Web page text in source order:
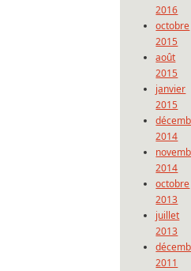
2016
octobre
2015
août
2015
janvier
2015
2014
2014
octobre
2013
juillet
2013
2011